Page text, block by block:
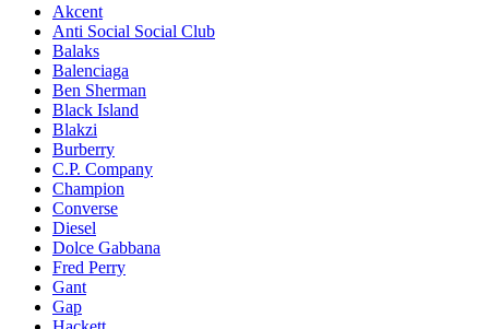
Akcent
Anti Social Social Club
Balaks
Balenciaga
Ben Sherman
Black Island
Blakzi
Burberry
C.P. Company
Champion
Converse
Diesel
Dolce Gabbana
Fred Perry
Gant
Gap